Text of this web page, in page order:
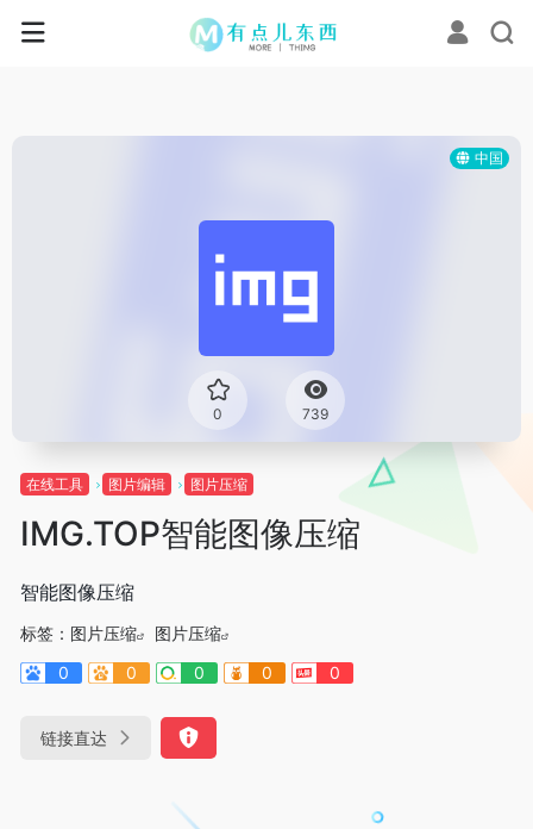
中国
0 739
在线工具 图片编辑 图片压缩
IMG.TOP智能图像压缩
智能图像压缩
标签： 图片压缩
图片压缩
0
0 0 0 0
链接直达